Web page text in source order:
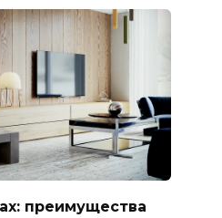
преимущества